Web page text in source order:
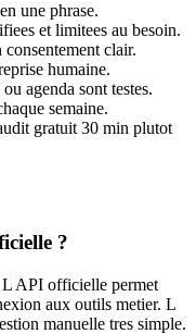
une phrase.
et limitees au besoin.
clair.
humaine.
agenda sont testes.
semaine.
gratuit 30 min plutot
?
L API officielle permet
aux outils metier. L
manuelle tres simple.